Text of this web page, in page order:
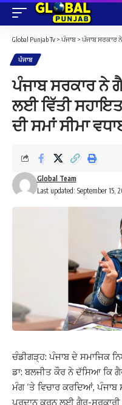
Global Punjab Tv > ਪੰਜਾਬ > ਪੰਜਾਬ ਸਰਕਾਰ ਨੇ ਗੈਰ-
ਪੰਜਾਬ
ਪੰਜਾਬ ਸਰਕਾਰ ਨੇ
ਲਈ ਵਿੱਤੀ
ਦੀ ਸਮਾਂ ਸੀਮਾ
Last updated: September 15,
Global Team
ਚੰਡੀਗੜ੍ਹ: ਪੰਜਾਬ ਦੇ ਸਮਾਜਿਕ
ਡਾ: ਬਲਜੀਤ ਕੌਰ ਨੇ ਦੱਸਿਆ ਕਿ
ਮੰਗ ‘ਤੇ ਵਿਚਾਰ ਕਰਦਿਆਂ, ਪੰਜਾਬ
ਪ੍ਰਦਾਨ ਕਰਨ ਲਈ ਗੈਰ-